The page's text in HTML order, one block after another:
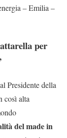
– Emilia –
per
Presidente della
così alta
del made in